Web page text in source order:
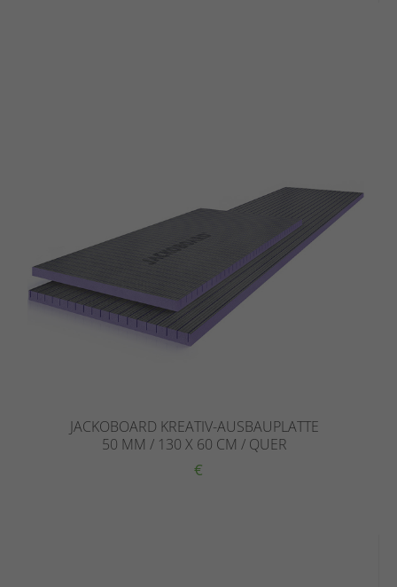
JACKOBOARD KREATIV-AUSBAUPLATTE
50 MM / 130 X 60 CM / QUER
€